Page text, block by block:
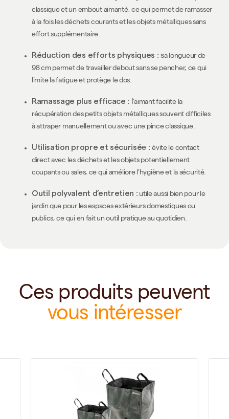
classique et un embout aimanté, ce qui permet de ramasser
à la fois les déchets courants et les objets métalliques sans
effort supplémentaire.
Réduction des efforts physiques : sa longueur de
98 cm permet de travailler debout sans se pencher, ce qui
limite la fatigue et protège le dos.
Ramassage plus efficace : l’aimant facilite la
récupération des petits objets métalliques souvent difficiles
à attraper manuellement ou avec une pince classique.
Utilisation propre et sécurisée :évite le contact
direct avec les déchets et les objets potentiellement
coupants ou sales, ce qui améliore l’hygiène et la sécurité.
Outil polyvalent d’entretien : utile aussi bien pour le
jardin que pour les espaces extérieurs domestiques ou
publics, ce qui en fait un outil pratique au quotidien.
Ces produits peuvent
vous intéresser